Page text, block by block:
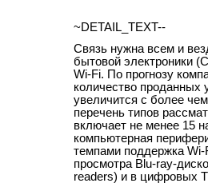
~DETAIL_TEXT--
Связь нужна всем и
бытовой электроники
Wi-Fi. По прогнозу
количество проданных
увеличится с более
перечень типов
включает не менее 15
компьютерная
темпами поддержка Wi-
просмотра Blu-ray-
readers) и в цифровых